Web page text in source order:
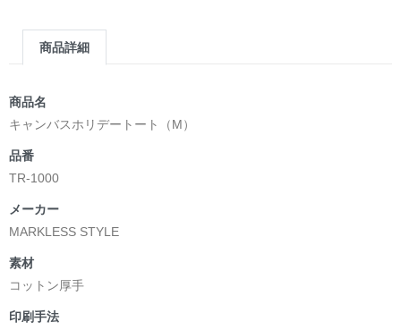
商品詳細
商品名
キャンバスホリデートート（M）
品番
TR-1000
メーカー
MARKLESS STYLE
素材
コットン厚手
印刷手法